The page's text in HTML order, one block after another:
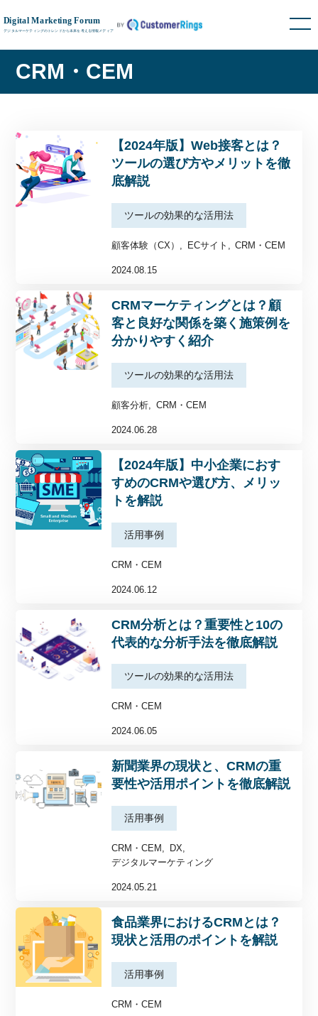
基本用語
活用事例
顧客分析手法
主な機能
サポート
企業様活用事例
私たちについて
CRM・CEM
【2024年版】Web接客とは？
ツールの選び方やメリットを徹
底解説
ツールの効果的な活用法
顧客体験（CX） ECサイト CRM・CEM
2024.08.15
CRMマーケティングとは？顧
客と良好な関係を築く施策例を
分かりやすく紹介
ツールの効果的な活用法
顧客分析 CRM・CEM
2024.06.28
【2024年版】中小企業におす
すめのCRMや選び方、メリッ
トを解説
活用事例
CRM・CEM
2024.06.12
CRM分析とは？重要性と10の
代表的な分析手法を徹底解説
ツールの効果的な活用法
CRM・CEM
2024.06.05
新聞業界の現状と、CRMの重
要性や活用ポイントを徹底解説
活用事例
CRM・CEM
DX
デジタルマーケティング
2024.05.21
食品業界におけるCRMとは？
現状と活用のポイントを解説
活用事例
CRM・CEM